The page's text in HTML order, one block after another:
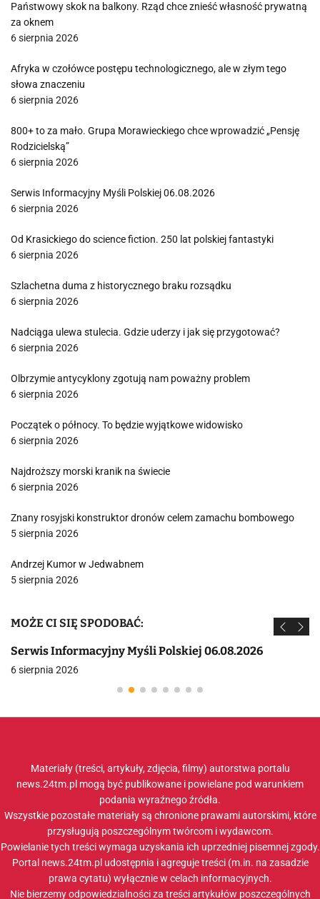
Państwowy skok na balkony. Rząd chce znieść własność prywatną
za oknem
6 sierpnia 2026
Afryka w czołówce postępu technologicznego, ale w złym tego
słowa znaczeniu
6 sierpnia 2026
800+ to za mało. Grupa Morawieckiego chce wprowadzić „Pensję
Rodzicielską”
6 sierpnia 2026
Serwis Informacyjny Myśli Polskiej 06.08.2026
6 sierpnia 2026
Od Krasickiego do science fiction. 250 lat polskiej fantastyki
6 sierpnia 2026
Szlachetna duma z historycznego braku rozsądku
6 sierpnia 2026
Nadciąga ulewa stulecia. Gdzie uderzy i jak się przygotować?
6 sierpnia 2026
Olbrzymie antycyklony zgotują nam poważny problem
6 sierpnia 2026
Początek o północy. To będzie wyjątkowe widowisko
6 sierpnia 2026
Najdroższy morski kranik na świecie
6 sierpnia 2026
Znany rosyjski konstruktor dronów celem zamachu bombowego
5 sierpnia 2026
Andrzej Kumor w Jedwabnem
5 sierpnia 2026
MOŻE CI SIĘ SPODOBAĆ:
Serwis Informacyjny Myśli Polskiej 06.08.2026
6 sierpnia 2026
Materiały (treści, artykuły, zdjęcia, filmy) autorstwa portalu
news.24tm.pl mogą być publikowane i powielane pod warunkiem
podania wyraźnego źródła.
Wszystkie pozostałe materiały są chronione prawami autorskimi, które
przysługują poszczególnym twórcom i wydawcom.
Powielanie tych treści wymaga uzyskania ich uprzedniej pisemnej zgody.
Portal news.24tm.pl udostępnia i agreguje treści (m.in. na zasadzie
prawa cytatu) wyłącznie w celach informacyjnych.
Nie bierzemy odpowiedzialności za treści artykułów poszczególnych